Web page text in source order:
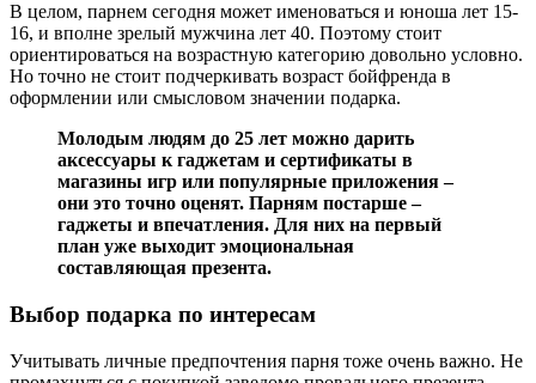
В целом, парнем сегодня может именоваться и юноша лет 15-
16, и вполне зрелый мужчина лет 40. Поэтому стоит
ориентироваться на возрастную категорию довольно условно.
Но точно не стоит подчеркивать возраст бойфренда в
оформлении или смысловом значении подарка.
Молодым людям до 25 лет можно дарить
аксессуары к гаджетам и сертификаты в
магазины игр или популярные приложения –
они это точно оценят. Парням постарше –
гаджеты и впечатления. Для них на первый
план уже выходит эмоциональная
составляющая презента.
Выбор подарка по интересам
Учитывать личные предпочтения парня тоже очень важно. Не